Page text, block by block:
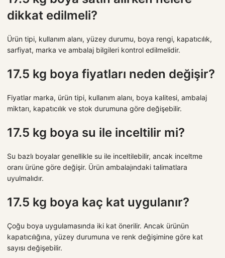
dikkat edilmeli?
Ürün tipi, kullanım alanı, yüzey durumu, boya rengi, kapatıcılık,
sarfiyat, marka ve ambalaj bilgileri kontrol edilmelidir.
17.5 kg boya fiyatları neden değişir?
Fiyatlar marka, ürün tipi, kullanım alanı, boya kalitesi, ambalaj
miktarı, kapatıcılık ve stok durumuna göre değişebilir.
17.5 kg boya su ile inceltilir mi?
Su bazlı boyalar genellikle su ile inceltilebilir, ancak inceltme
oranı ürüne göre değişir. Ürün ambalajındaki talimatlara
uyulmalıdır.
17.5 kg boya kaç kat uygulanır?
Çoğu boya uygulamasında iki kat önerilir. Ancak ürünün
kapatıcılığına, yüzey durumuna ve renk değişimine göre kat
sayısı değişebilir.